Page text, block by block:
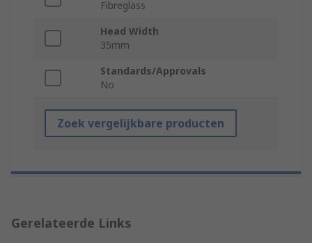
Fibreglass
Head Width
35mm
Standards/Approvals
No
Zoek vergelijkbare producten
Gerelateerde Links